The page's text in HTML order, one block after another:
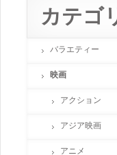
カテゴ
バラエティー
映画
アクション
アジア映画
アニメ